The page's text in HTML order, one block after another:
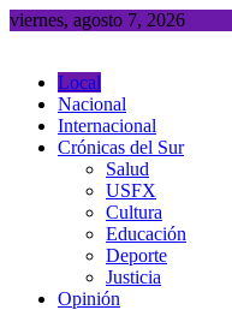
Saltar
viernes, agosto 7, 2026
Local
Nacional
Internacional
Crónicas del Sur
Salud
USFX
Cultura
Educación
Deporte
Justicia
Opinión